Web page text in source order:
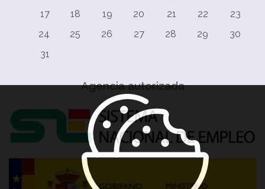
17
18 19 20 21 22
23
24
25 26 27 28 29
30
31
Agencia autorizada